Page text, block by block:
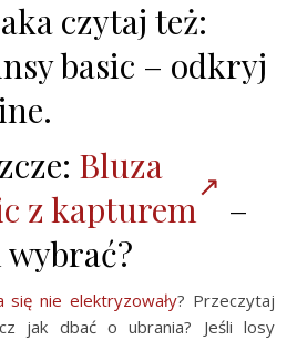
czytaj też:
basic – odkryj
Bluza
z kapturem
–
się nie elektryzowały? Przeczytaj
jak dbać o ubrania? Jeśli losy